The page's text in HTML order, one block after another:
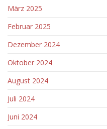
März 2025
Februar 2025
Dezember 2024
Oktober 2024
August 2024
Juli 2024
Juni 2024